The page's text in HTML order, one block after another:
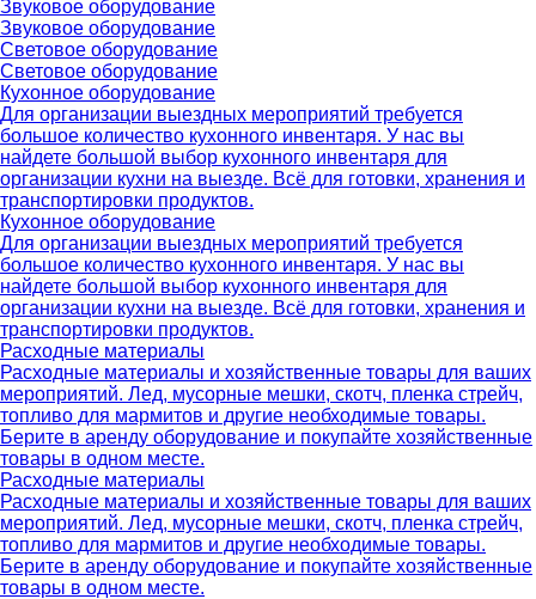
Звуковое оборудование
Звуковое оборудование
Световое оборудование
Световое оборудование
Кухонное оборудование
Для организации выездных мероприятий требуется
большое количество кухонного инвентаря. У нас вы
найдете большой выбор кухонного инвентаря для
организации кухни на выезде. Всё для готовки, хранения и
транспортировки продуктов.
Кухонное оборудование
Для организации выездных мероприятий требуется
большое количество кухонного инвентаря. У нас вы
найдете большой выбор кухонного инвентаря для
организации кухни на выезде. Всё для готовки, хранения и
транспортировки продуктов.
Расходные материалы
Расходные материалы и хозяйственные товары для ваших
мероприятий. Лед, мусорные мешки, скотч, пленка стрейч,
топливо для мармитов и другие необходимые товары.
Берите в аренду оборудование и покупайте хозяйственные
товары в одном месте.
Расходные материалы
Расходные материалы и хозяйственные товары для ваших
мероприятий. Лед, мусорные мешки, скотч, пленка стрейч,
топливо для мармитов и другие необходимые товары.
Берите в аренду оборудование и покупайте хозяйственные
товары в одном месте.